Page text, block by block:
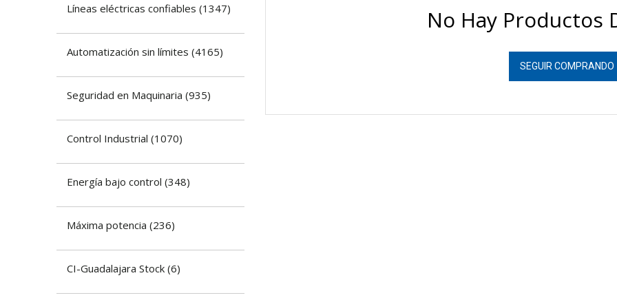
​Líneas eléctricas confiables (1347)
Automatización sin límites (4165)
​Seguridad en Maquinaria (935)
​Control Industrial (1070)
Energía bajo control (348)
Máxima potencia (236)
CI-Guadalajara Stock (6)
No Hay Productos
SEGUIR COMPRANDO